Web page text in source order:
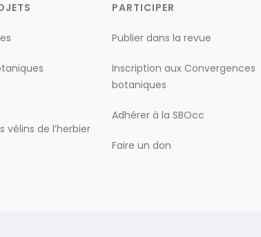
vélins de l’herbier
PARTICIPER
Publier dans la revue
Inscription aux Convergences
botaniques
Adhérer à la SBOcc
Faire un don